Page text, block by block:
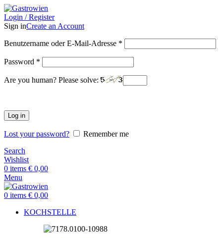
Login / Register
Sign inCreate an Account
Benutzername oder E-Mail-Adresse *
Password *
Are you human? Please solve:
Log in
Lost your password?
Remember me
Search
Wishlist
0 items € 0,00
Menu
0 items € 0,00
KOCHSTELLE